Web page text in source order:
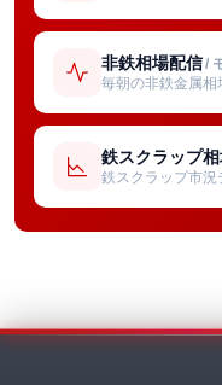
非鉄相場配信/
毎朝の非鉄金属相
鉄スクラップ
鉄スクラップ市